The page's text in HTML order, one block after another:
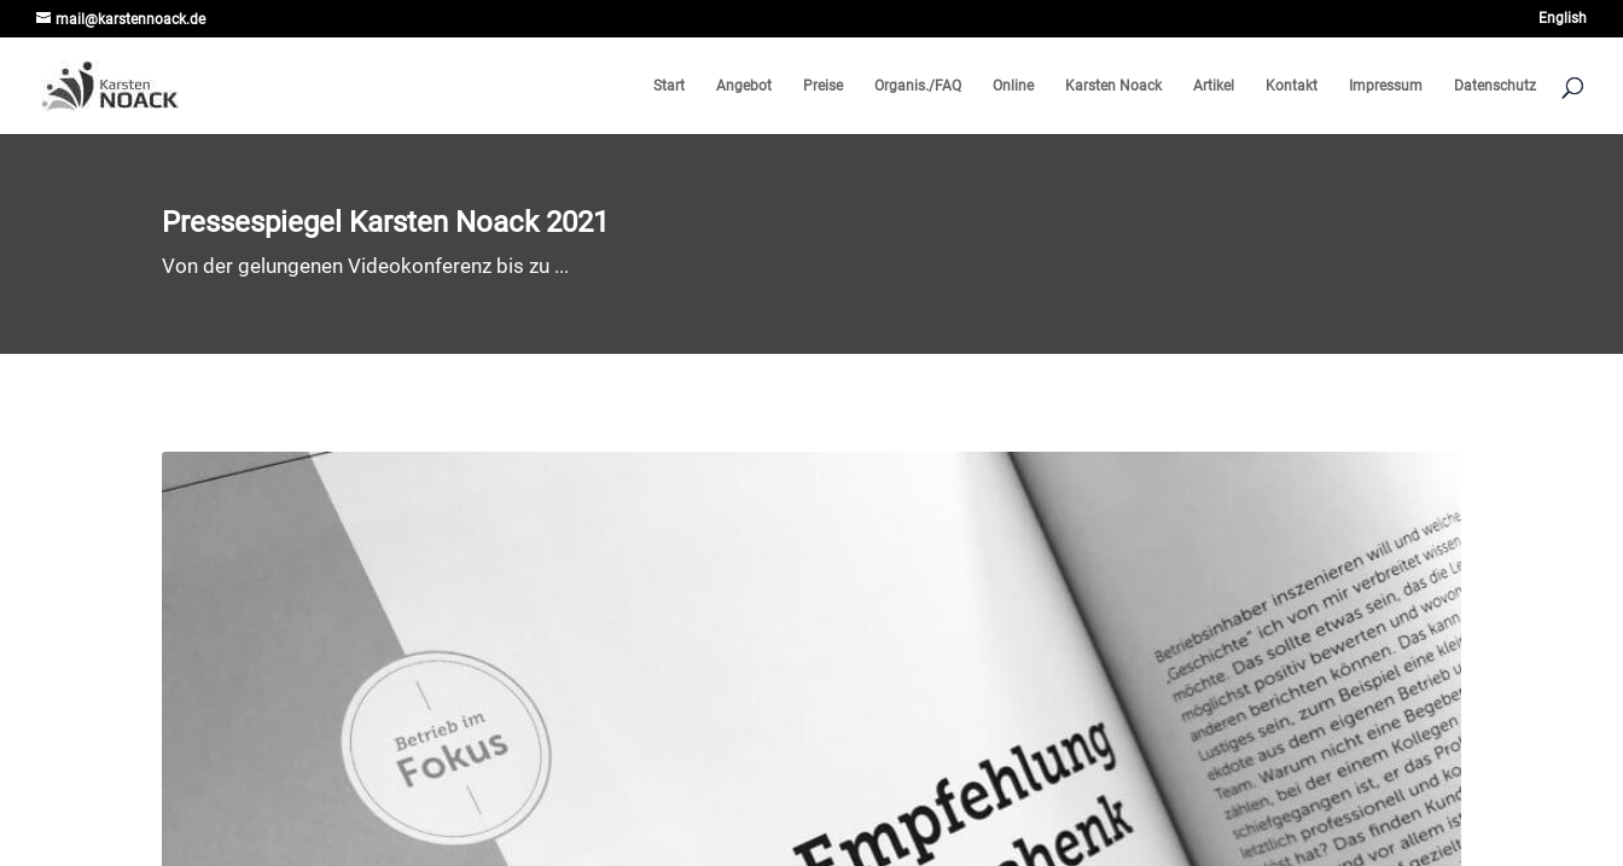
mail@karstennoack.de English
Start Angebot Preise Organis./FAQ Online Karsten Noack Artikel Kontakt Impressum Datenschutz
Pressespiegel Karsten Noack 2021
Von der gelungenen Videokonferenz bis zu ...